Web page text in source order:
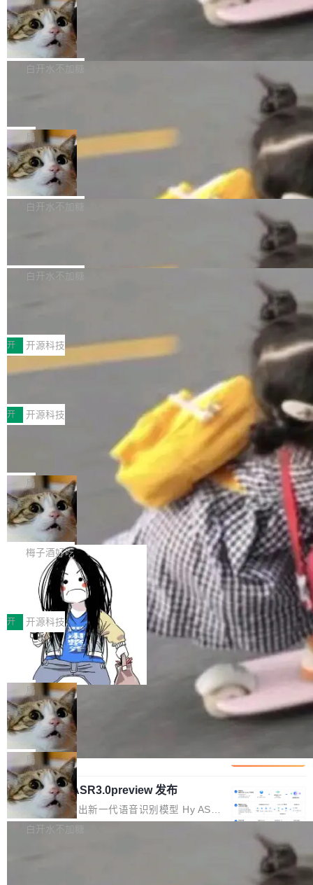
l 迁移或唤醒时，新宿主从 S3 恢复 SQLite 数据
库继续执行。存储库是持久化的唯一真相...
te 17 Pro、OPPO K15，要么是vivo X300 E这
样的次旗舰。 Galaxy Z Fold8 Ultra / Z Fold8 /
Z Flip8三款折叠屏新机均在7月22日发布，且全
部搭载骁龙8 Elite Gen5 for Galaxy，它们本该
本控制系统。目前处于 Early Access 阶段。 De
ltaDB 的核心思路直接写在 landing page 最显
眼的位置：「Software is made between com
mits」——软件是在 commit 之间写出来的。git
是把这段空隙补上。 回退到任何一次编辑：Delt
aDB 捕获 commit 之间的每一次操作，...
SpaceXAI 单季资本开支达 183 亿美元
根据风险投资人Tomer Tunguz 博客（VC 分
析）披露的最新分析与第二季度业绩报告，Spac
微软同期总资本开支的四成。 与亚马逊、Alpha
bet、微软以及 Meta 等传统科技巨头相比，Spa
ceXAI的资金消耗速度尤为引人瞩目。然而，支
撑庞大支出的资金来源却呈现出截然不同的面
貌。数据显示，微软和 Meta 主要依托充沛的经
白开水不加糖
一个在终端里运行的编程 agent；Muse Spark
1.2，驱动这个 agent 的新模型。一句话概括：
你可以用 curl -fsSL https://dev.meta.ai/install.
sh | bash 安装一个能在大项目里自动规划、写
代码、验证结果的 AI 终端工具。 据介绍，Muse
个主 agent 循环，外加一组后台 agent。这些后
局
美团开源 LoHoSearch，用知识图谱校
准 AI 能力认知
机器出题的前提，是让机器拥有全局视野。整个
构建流程可以分为四个环节：建图 → 控制难度
白开水不加糖
库，并将作为transport接入Mooncake TENT。
MPComm将作为一种传输引擎接入Mooncake T
ENT，实现零拷贝传输性能提升30%、非零拷贝
传输性能最高提升5倍。UCL-MPComm底层基
于自研UCL-Engine通信引擎，后续腾讯网平将
持续开源更多基于UCL-Engine的高性能通信组
件。 腾讯网平团队在UCL-MPComm中实现了一
个独立于业务线程的全局通信引擎（Engine），
白开水不加糖
型案例入选名单》，深信服“面向企业研发场景的
开源 AI 编程平台 CoStrict 应用”凭借卓越的技术
创新与落地成效成功入选。 全链路私有化部署，
助力企业AI研发安全落地 当前，越来越多企业已
经开始引入 AI Coding 工具，通过调用公有云模
型或企业内部部署模型提升研发效率。但随着 AI
Coding 从个人辅助工具逐步走向团队级、组织
级应用，企业在规模化落地过程中，对安全性、
可控性和代码质量提出了更高要求。 首先是数据
安全与合规要求。对于大多数普通研发场景，公
有云模型能够满足快速试用和效率提升的需求。
但对于金融、能源、医疗等对数据安全要求较...
开 开源科技
深信服AI算力网关入选工信部人工智能
前不久，工业和信息化部正式发布《2025年人工
智能应用典型案例名单》，集中展示人工智能在
各领域的应用成果，覆盖技术底座、行业赋能、
产品应用、支撑保障、专题等五大方向。深信服
AI算力网关（AI创新平台）成功入选！ 随着各行
各业的Agent走向规模化建设，算力构成形态逐
渐丰富，用户关注的重点也在发生变化：不只是
让AI用起来，还要进一步看清混合算力时代下，
Token花在哪里、算力是否被充分利用，以及持
续增长的AI成本该如何优化。 深信服AI算力网关
正是围绕这些实际问题，从Token治理和成本治
理两个方面，让用户的每一份算力都看得清、管
得住、用得稳、省得下、更安全！ 一、从现在开
始，Token使用一目...
开 开源科技
Jeff Dean 离开 Google：一个时代的结
束，一个实验室的开始
Google 员工编号 20。MapReduce 作者之一。
Bigtable 作者之一。TensorFlow 的作者之一。
Gemini 的架构师。Google 首席科学家。 Jeff D
ean 在 Google 工作了 27 年后，宣布离职。 他
不是一个人走。一同离开的还有 Sanjay Ghema
wat（Google 员工编号 23，Jeff Dean 二十多
年的编程搭档，MapReduce 和 Bigtable 的共同
作者）、Quoc Le（Google 大脑核心成员，Se
q2Seq 和 DocAI 的共同发明人）以及 Oriol Vin
yals（Gemini 联合负责人，AlphaSta...
局
🔥 SolonCode v2026.8.4 发布：界面
字体可调、22 种语言、记忆搜索增强
打开终端就能上岗的全中文编码智能体，这一轮
把「看得清、用母语、记得住」三件事一次补
齐。 SolonCode 是什么 SolonCode 是杭州无
耳科技研发的企业级终端编码智能体——一位全
中文驱动的数字员工，自主理解需求、规划步
骤、编写代码。不挑模型、不挑平台，curl 一行
装完即用。 开源地址：Gitee · GitCode · GitHu
b 安装 支持 Java 8+（8~26）、macOS / Linu
x / Windows / Harmony PC。 # macOS / Linu
x / Harmony PC curl -fsSL https://solon.noea
r.org/solon...
梅子酒好吃
让“代码语义理解”深度释放AI Coding
价值潜能：华为云码道（CodeArts）
代码仓技术解析
一、代码仓深度理解技术的作用与价值 在软件工
程实践中，代码仓是企业核心知识资产的主要载
体。企业级代码仓库通常包含数十万乃至数百万
个文件，其规模远超单次模型调用可承载的上下
文窗口。随着项目规模的持续扩张与代码历史的
不断累积，代码仓中的模块关系、接口契约、业
务逻辑等关键信息往往分散于数十乃至数百个文
件之中，形成高度复杂的知识关联网络。传统的
代码检索手段（如关键词匹配、目录遍历）仅能
在语法层面完成文本定位，难以触及代码的语义
内涵与结构关联，导致开发者使用代码智能体在
理解大规模代码仓时面临显著"代码仓理解"瓶
颈。 代码仓深度理解服务（以下简称" CodeBas
e深度理解服务"）是华为云码道（CodeA...
开 开源科技
一条“删库”命令跑 17 小时，算法工程
师删光 89TB 数据只为干私活
最高人民检察院8月4日公布了一起案件：北京一
名90后算法工程师王某，为了给自己接的私活腾
服务器空间，删光了公司AI游戏部门的全部核心
数据。 王某2024年1月入职东城区某科技公司AI
短剧部门，有互联网大厂背景。在公司内部架构
调整期间，部门三次通知全员将数据从A集群迁
移到B集群，王某都回复了"收到"。 他没有迁移
数据。2024年9月3日下午4点，他使用此前登录
的账号密码进入A集群，输入了一条被程序员圈
称为"删库跑路"的命令——最高管理员权限、无
局
Cloudflare 分享推理优化实践：KV ca
che 量化 + 权重压缩，吞吐量提升 4
1%，成本降 30%
Kimi 和 GLM 是当前最强的大模型系列之一，但
它们有一个共同的问题：太吃显存了。月之暗面
的 Kimi K 系列和智谱的 GLM 都是长上下文、M
oE 架构的大模型，好用到让人上瘾，但 GPU 显
存永远不够用。 Cloudflare 的 Workers AI 团队
一直在跑这些模型的推理。他们在官方博客上发
局
腾讯混元 Hy ASR3.0preview 发布
腾讯混元正式推出新一代语音识别模型 Hy ASR
3.0preview。基于最新一代大语言模型 Hy3 的
白开水不加糖